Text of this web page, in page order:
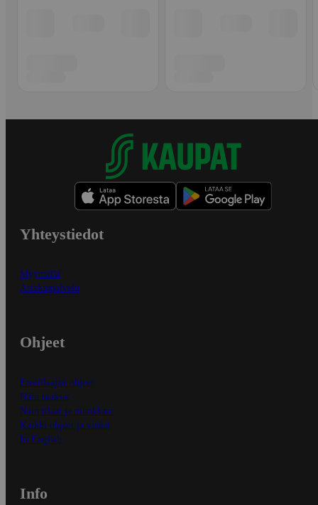
Yhteystiedot
Myymälät
Asiakaspalvelu
Ohjeet
Ensitilaajan ohjeet
Näin maksat
Näin tilaat ja muokkaat
Kaikki ohjeet ja vinkit
In English
Info